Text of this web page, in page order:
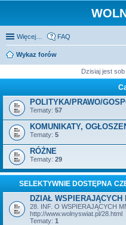
Więcej… FAQ
Wykaz forów
Dzisiaj jest
POLITYKA/PRAWO/
Tematy: 57
KOMUNIKATY,
Tematy: 5
RÓŻNE
Tematy: 29
SELEKTYWNIE DOSTĘPNA
DZIAŁ WSPIERAJĄCYCH
28. INF. O WSPIERAJĄCYCH
http://www.wolnyswiat.pl/28.html
Tematy: 1